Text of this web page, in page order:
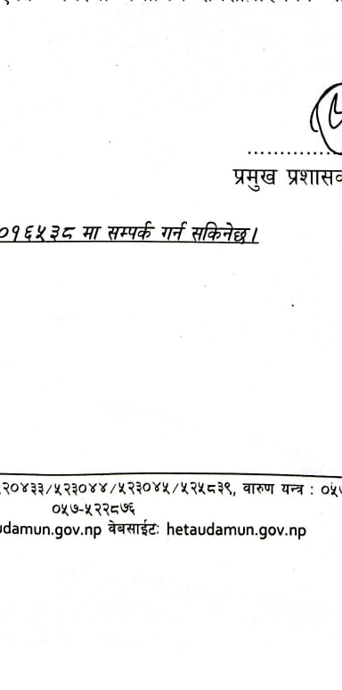
जग्गाधनी दर्ता प्रमाणपूर्जामा भूउपयोग क्षेत्र